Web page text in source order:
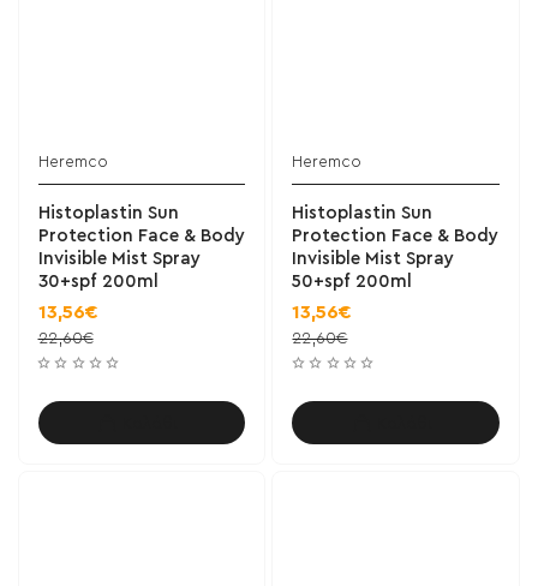
Heremco
Histoplastin Sun
Protection Face & Body
Invisible Mist Spray
30+spf 200ml
13,56€
22,60€
Heremco
Histoplastin Sun
Protection Face & Body
Invisible Mist Spray
50+spf 200ml
13,56€
22,60€